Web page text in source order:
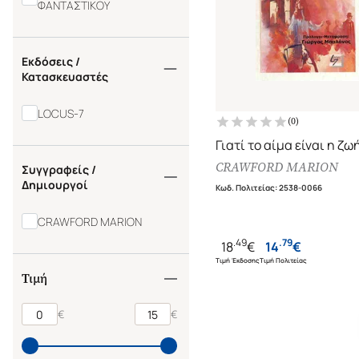
ΦΑΝΤΑΣΤΙΚΟΥ
Εκδόσεις /
Κατασκευαστές
LOCUS-7
Συγγραφείς /
Δημιουργοί
CRAWFORD MARION
Τιμή
€ €
(0)
Γιατί το αίμα είναι η
CRAWFORD MARION
Κωδ. Πολιτείας:2538-0066
18.49€
Τιμή Έκδοσης
14.79€
Τιμή Πολιτείας